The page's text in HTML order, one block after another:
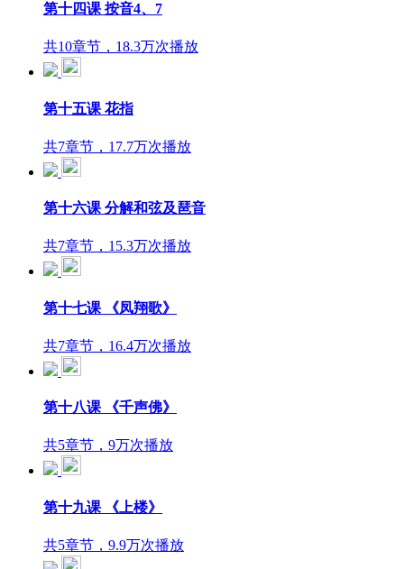
第十四课 按音4、7
共10章节，18.3万次播放
第十五课 花指
共7章节，17.7万次播放
第十六课 分解和弦及琶音
共7章节，15.3万次播放
第十七课 《凤翔歌》
共7章节，16.4万次播放
第十八课 《千声佛》
共5章节，9万次播放
第十九课 《上楼》
共5章节，9.9万次播放